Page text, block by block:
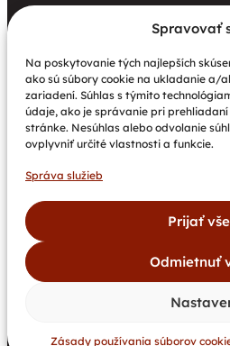
Spravovať
Na poskytovanie tých najlepších
ako sú súbory cookie na ukladanie a/
zariadení. Súhlas s týmito
údaje, ako je správanie pri
stránke. Nesúhlas alebo odvolanie
ovplyvniť určité vlastnosti a funkcie.
Správa služieb
Prijať
Odmietnuť
Zásady používania súborov
Farské charity
Aktuality
Charita bez hraníc: Stretnutie
charity a Krakowskej
nové pohľady na fundraising
Nové petangové ihrisko
pohyb a komunitu
tretích krajín vrátane
Cookies